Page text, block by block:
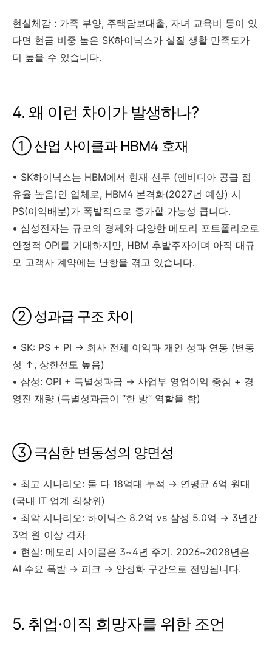
현실체감 : 가족 부양, 주택담보대출, 자녀 교육비 등이 있
다면 현금 비중 높은 SK하이닉스가 실질 생활 만족도가
더 높을 수 있습니다.
4. 왜 이런 차이가 발생하나?
① 산업 사이클과 HBM4 호재
• SK하이닉스는 HBM에서 현재 선두 (엔비디아 공급 점
유율 높음)인 업체로, HBM4 본격화(2027년 예상) 시
PS(이익배분)가 폭발적으로 증가할 가능성 큽니다.
• 삼성전자는 규모의 경제와 다양한 메모리 포트폴리오로
안정적 OPI를 기대하지만, HBM 후발주자이며 아직 대규
모 고객사 계약에는 난항을 겪고 있습니다.
② 성과급 구조 차이
• SK: PS + PI → 회사 전체 이익과 개인 성과 연동 (변동
성 ↑, 상한선도 높음)
• 삼성: OPI + 특별성과급 → 사업부 영업이익 중심 + 경
영진 재량 (특별성과급이 “한 방” 역할을 함)
③ 극심한 변동성의 양면성
• 최고 시나리오: 둘 다 18억대 누적 → 연평균 6억 원대
(국내 IT 업계 최상위)
• 최악 시나리오: 하이닉스 8.2억 vs 삼성 5.0억 → 3년간
3억 원 이상 격차
• 현실: 메모리 사이클은 3~4년 주기. 2026~2028년은
AI 수요 폭발 → 피크 → 안정화 구간으로 전망됩니다.
5. 취업·이직 희망자를 위한 조언